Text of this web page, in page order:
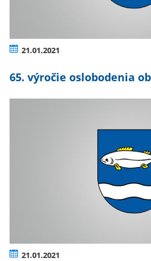
21.01.2021
65. výročie oslobodenia
21.01.2021